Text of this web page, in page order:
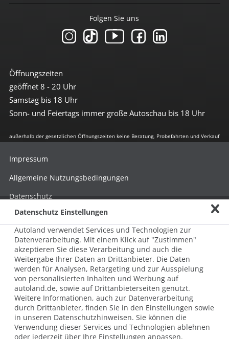
Öffnungszeiten
geöffnet 8 - 20 Uhr
Samstag bis 18 Uhr
Sonn- und Feiertags immer große Autoschau bis 18 Uhr
Folgen Sie uns
außerhalb der gesetzlichen Öffnungszeiten keine Beratung, Probefahrten und Verkauf
© 2026 AUTOLAND 24 SE & Co. Betriebs KG
Werner-von-Siemens-Str. 2, 06796 Brehna, Deutschland
Impressum
Allgemeine Nutzungsbedingungen
Datenschutz
Hinweisgebersystem nach HinSchG
Beschwerde nach LkSG
Grundsatzerklärung zum LkSG
Datenschutz Einstellungen
Autoland verwendet Services und Technologien zur
Datenverarbeitung. Mit einem Klick auf "Zustimmen"
akzeptieren Sie diese Verarbeitung und auch die
Weitergabe Ihrer Daten an Drittanbieter. Die Daten
werden für Analysen, Retargeting und zur Ausspielung
von personalisierten Inhalten und Werbung auf
autoland.de, sowie auf Drittanbieterseiten genutzt.
Weitere Informationen, auch zur Datenverarbeitung
durch Drittanbieter, finden Sie in den Einstellungen sowie
in unseren Datenschutzhinweisen. Sie können die
Verwendung dieser Services und Technologien ablehnen
oder jederzeit über Ihre Einstellungen anpassen.